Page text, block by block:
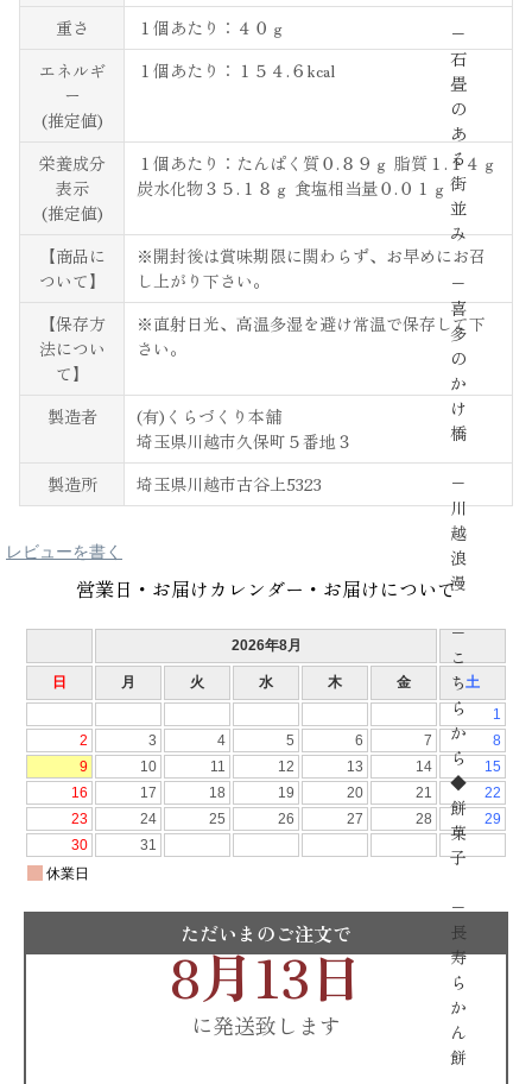
−
石
畳
の
あ
る
街
並
み
−
喜
多
の
か
け
橋
−
川
越
浪
漫
−
こ
ち
ら
か
ら
◆
餅
菓
子
−
長
寿
ら
か
ん
餅
重さ
１個あたり：４０ｇ
エネルギ
ー
(推定値)
１個あたり：１５４.６kcal
栄養成分
表示
(推定値)
１個あたり：たんぱく質０.８９ｇ 脂質１.１４ｇ
炭水化物３５.１８ｇ 食塩相当量０.０１ｇ
【商品に
ついて】
※開封後は賞味期限に関わらず、お早めにお召
し上がり下さい。
【保存方
法につい
て】
※直射日光、高温多湿を避け常温で保存して下
さい。
製造者
(有)くらづくり本舗
埼玉県川越市久保町５番地３
製造所
埼玉県川越市古谷上5323
レビューを書く
営業日・お届けカレンダー・お届けについて
ただいまのご注文で
8月13日
に発送致します